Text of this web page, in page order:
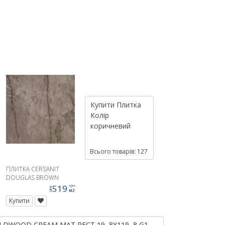
ПЛИТКА CERSANIT
DOUGLAS BROWN
ціна519 грн
м2
Купити
Купити Плитка
Колір
коричневий
Всього товарів: 127